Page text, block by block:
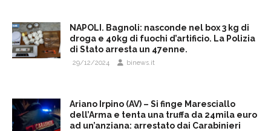
NAPOLI. Bagnoli: nasconde nel box 3 kg di
droga e 40kg di fuochi d’artificio. La Polizia
di Stato arresta un 47enne.
29/12/2024 binews.it
Ariano Irpino (AV) – Si finge Maresciallo
dell’Arma e tenta una truffa da 24mila euro
ad un’anziana: arrestato dai Carabinieri